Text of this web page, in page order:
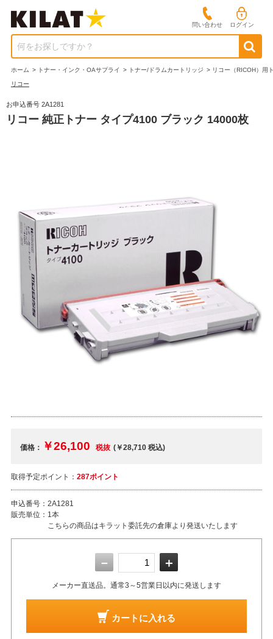
問い合わせ ログイン
何をお探しですか？
ホーム > トナー・インク・OAサプライ > トナー/ドラムカートリッジ > リコー（RICOH）用
リコー
お申込番号 2A1281
リコー 純正トナー タイプ4100 ブラック 14000枚
価格： ￥26,100 税抜 (￥28,710税込)
取得予定ポイント： 287ポイント
申込番号： 2A1281
販売単位： 1本
こちらの商品はキラット委託先の倉庫より発送いたします
－ ＋
メーカー直送品。通常3～5営業日以内に発送します
カートに入れる